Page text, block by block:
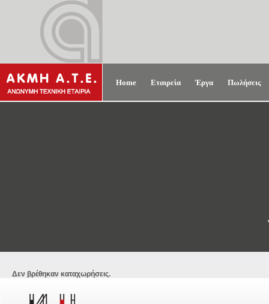
Home Εταιρεία Έργα Πωλήσεις
Δεν βρέθηκαν καταχωρήσεις.